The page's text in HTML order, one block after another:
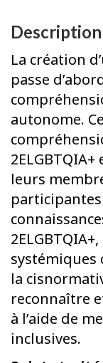
Description
La création
passe
autonome.
leurs
systémiques
la
reconnaître
à l’aide de
inclusives.